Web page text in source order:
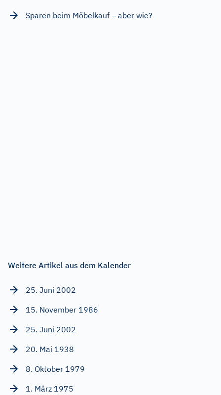
Sparen beim Möbelkauf – aber wie?
Weitere Artikel aus dem Kalender
25. Juni 2002
15. November 1986
25. Juni 2002
20. Mai 1938
8. Oktober 1979
1. März 1975